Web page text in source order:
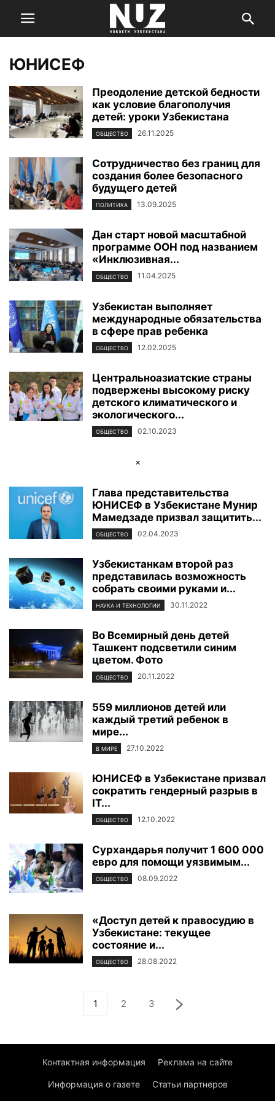
ЮНИСЕФ
Преодоление детской бедности
как условие благополучия
детей: уроки Узбекистана
ОБЩЕСТВО 26.11.2025
Сотрудничество без границ для
создания более безопасного
будущего детей
ПОЛИТИКА 13.09.2025
Дан старт новой масштабной
программе ООН под названием
«Инклюзивная...
ОБЩЕСТВО 11.04.2025
Узбекистан выполняет
международные обязательства
в сфере прав ребенка
ОБЩЕСТВО 12.02.2025
Центральноазиатские страны
подвержены высокому риску
детского климатического и
экологического...
ОБЩЕСТВО 02.10.2023
×
Глава представительства
ЮНИСЕФ в Узбекистане Мунир
Мамедзаде призвал защитить...
ОБЩЕСТВО 02.04.2023
Узбекистанкам второй раз
представилась возможность
собрать своими руками и...
НАУКА И ТЕХНОЛОГИИ 30.11.2022
Во Всемирный день детей
Ташкент подсветили синим
цветом. Фото
ОБЩЕСТВО 20.11.2022
559 миллионов детей или
каждый третий ребенок в
мире...
В МИРЕ 27.10.2022
ЮНИСЕФ в Узбекистане призвал
сократить гендерный разрыв в
IT...
ОБЩЕСТВО 12.10.2022
Сурхандарья получит 1 600 000
евро для помощи уязвимым...
ОБЩЕСТВО 08.09.2022
«Доступ детей к правосудию в
Узбекистане: текущее
состояние и...
ОБЩЕСТВО 28.08.2022
1 2 3
Контактная информация Реклама на сайте
Информация о газете Статьи партнеров